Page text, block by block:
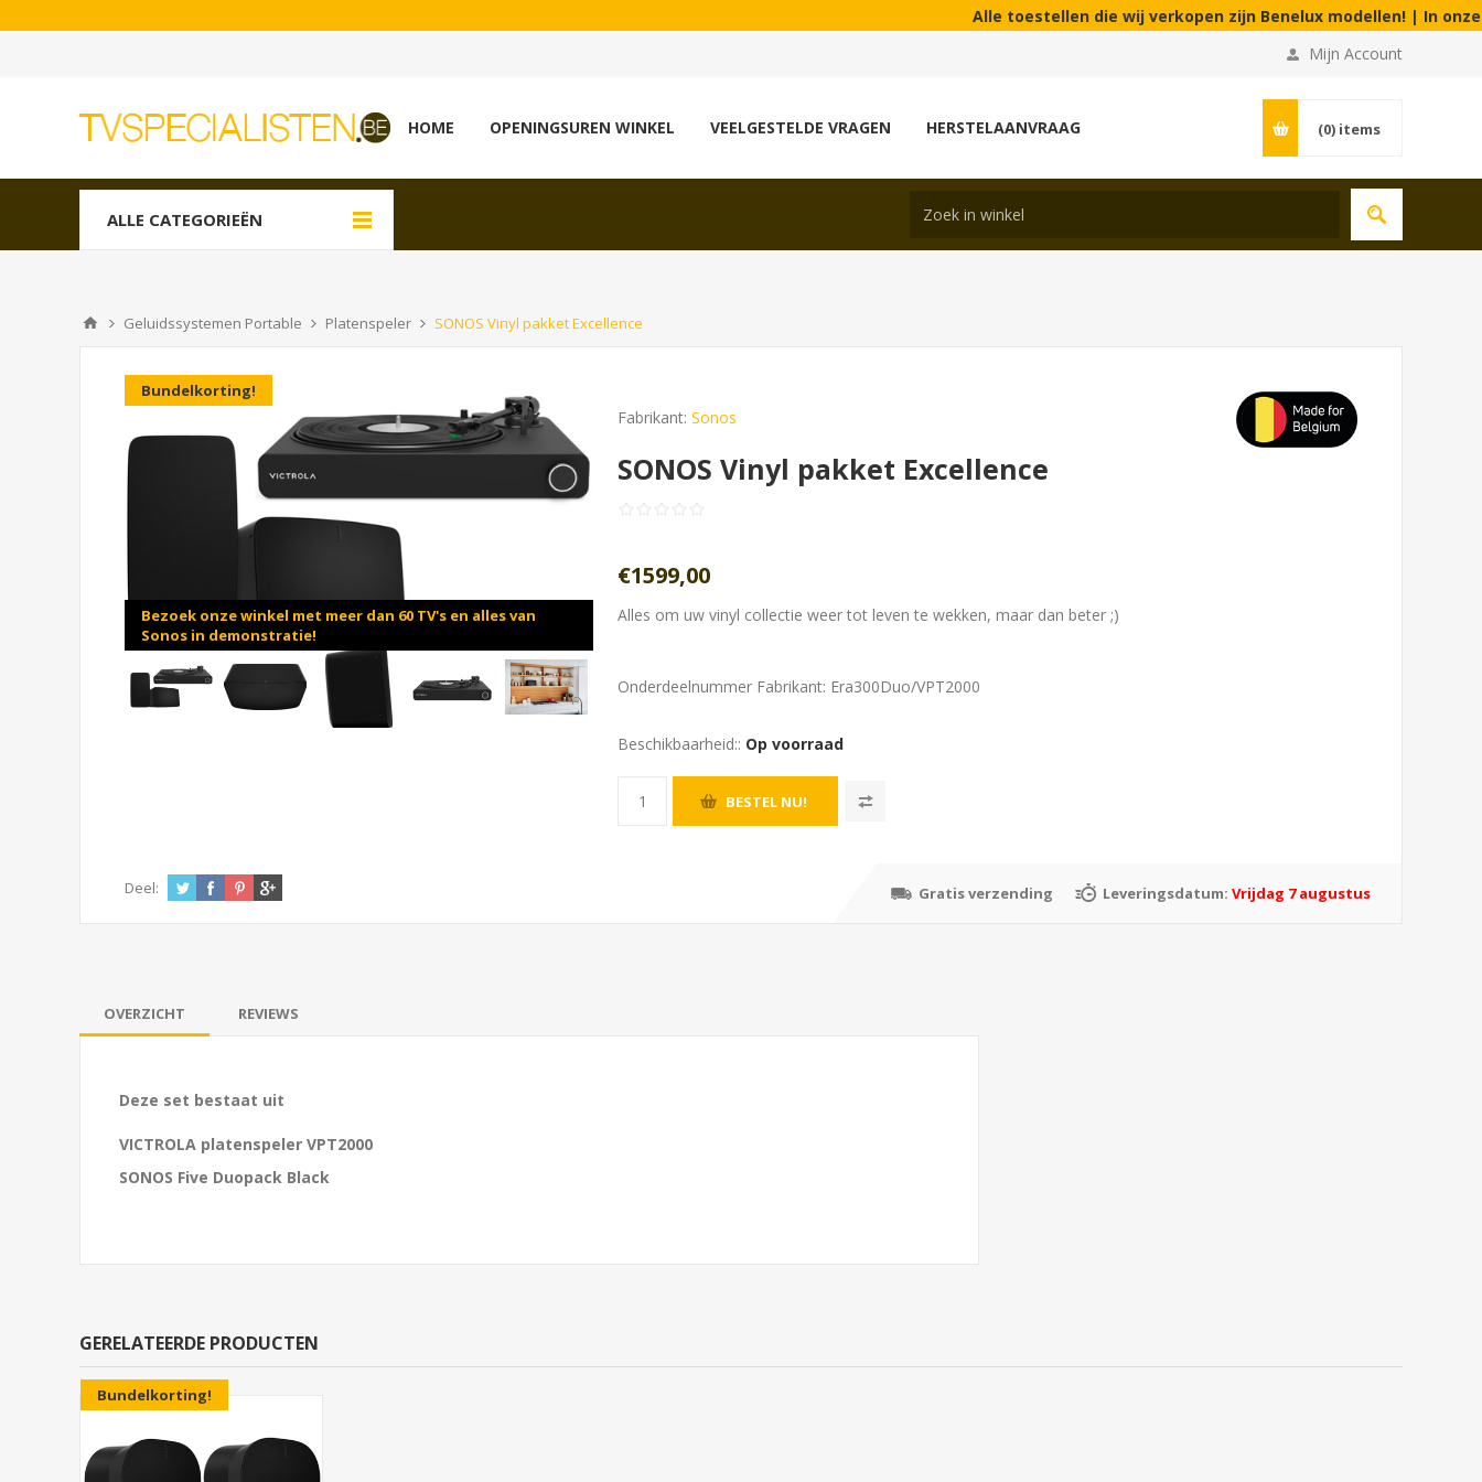
Alle toestellen die wij verkopen zijn Benelux modellen! | In onze
Mijn Account
HOME OPENINGSUREN WINKEL VEELGESTELDE VRAGEN HERSTELAANVRAAG (0) items
ALLE CATEGORIEËN
Geluidssystemen Portable Platenspeler SONOS Vinyl pakket Excellence
Bundelkorting!
Bezoek onze winkel met meer dan 60 TV's en alles van
Sonos in demonstratie!
Fabrikant: Sonos
SONOS Vinyl pakket Excellence
€1599,00
Alles om uw vinyl collectie weer tot leven te wekken, maar dan beter ;)
Onderdeelnummer Fabrikant: Era300Duo/VPT2000
Beschikbaarheid:: Op voorraad
Deel: Gratis verzending Leveringsdatum: Vrijdag 7 augustus
OVERZICHT REVIEWS
Deze set bestaat uit
VICTROLA platenspeler VPT2000
SONOS Five Duopack Black
GERELATEERDE PRODUCTEN
Bundelkorting!